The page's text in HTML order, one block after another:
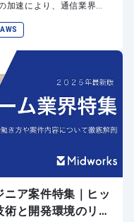
加速により、通信業界は
ア案件特集｜ヒッ
と開発環境のリア